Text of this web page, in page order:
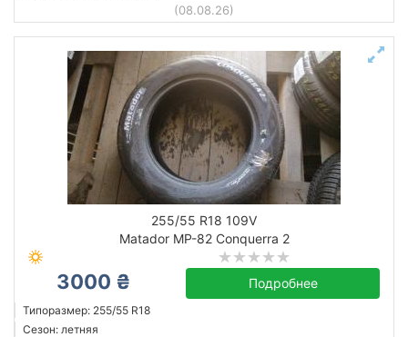
(08.08.26)
255/55 R18 109V
Matador MP-82 Conquerra 2
3000 ₴ Подробнее
Типоразмер: 255/55 R18
Сезон: летняя